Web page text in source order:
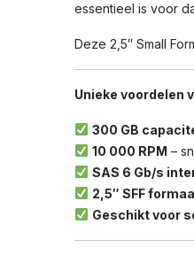
essentieel is voor
Deze 2,5″ Small
Unieke voordelen
300 GB
10 000 RPM –
SAS 6 Gb/s
2,5″ SFF
Geschikt voor